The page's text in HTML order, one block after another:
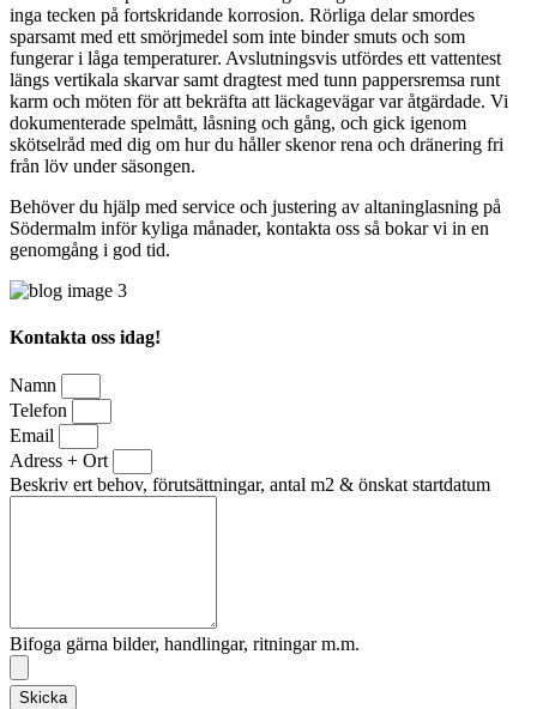
inga tecken på fortskridande korrosion. Rörliga delar smordes
sparsamt med ett smörjmedel som inte binder smuts och som
fungerar i låga temperaturer. Avslutningsvis utfördes ett vattentest
längs vertikala skarvar samt dragtest med tunn pappersremsa runt
karm och möten för att bekräfta att läckagevägar var åtgärdade. Vi
dokumenterade spelmått, låsning och gång, och gick igenom
skötselråd med dig om hur du håller skenor rena och dränering fri
från löv under säsongen.
Behöver du hjälp med service och justering av altaninglasning på
Södermalm inför kyliga månader, kontakta oss så bokar vi in en
genomgång i god tid.
Kontakta oss idag!
Namn
Telefon
Email
Adress + Ort
Beskriv ert behov, förutsättningar, antal m2 & önskat startdatum
Bifoga gärna bilder, handlingar, ritningar m.m.
Skicka